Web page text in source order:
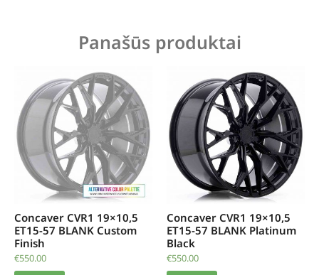
Panašūs produktai
Concaver CVR1 19×10,5
ET15-57 BLANK Custom
Finish
€550.00
Concaver CVR1 19×10,5
ET15-57 BLANK Platinum
Black
€550.00